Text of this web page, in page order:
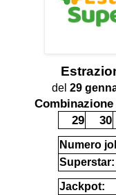
del 29
29
30
Numero
Superstar:
Jackpot: